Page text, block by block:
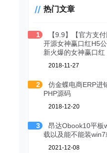
热门文章
1
【9.9】【官方支
开源女神赢口红H5
新火爆的女神赢口红
2018-11-27
2
仿金蝶电商ERP进
PHP源码
2018-12-20
3
昂达Obook10平板
载以及能不能装win7
2021-12-08